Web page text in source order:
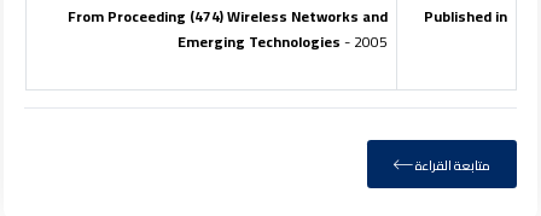
Published in
From Proceeding (474) Wireless Networks and
Emerging Technologies- 2005
متابعة القراءة